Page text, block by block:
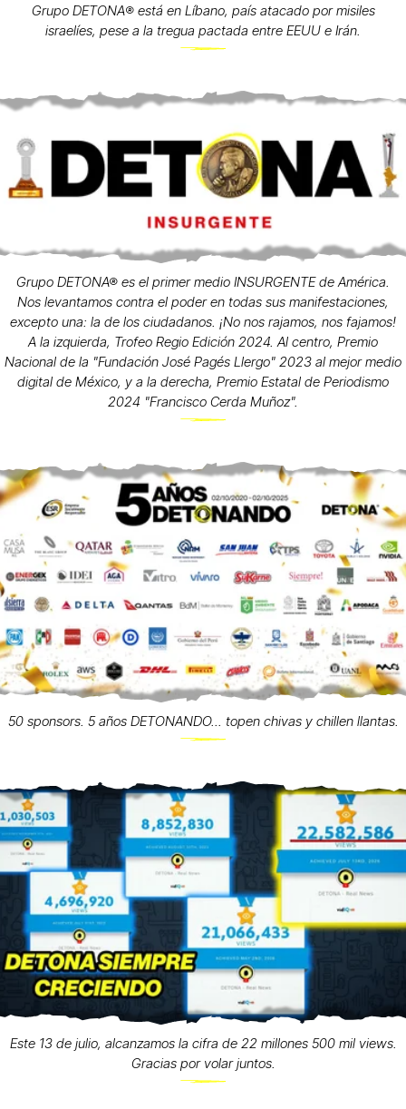
Grupo DETONA®️ está en Líbano, país atacado por misiles
israelíes, pese a la tregua pactada entre EEUU e Irán.
Grupo DETONA® es el primer medio INSURGENTE de América.
Nos levantamos contra el poder en todas sus manifestaciones,
excepto una: la de los ciudadanos. ¡No nos rajamos, nos fajamos!
A la izquierda, Trofeo Regio Edición 2024. Al centro, Premio
Nacional de la "Fundación José Pagés Llergo" 2023 al mejor medio
digital de México, y a la derecha, Premio Estatal de Periodismo
2024 "Francisco Cerda Muñoz".
50 sponsors. 5 años DETONANDO... topen chivas y chillen llantas.
Este 13 de julio, alcanzamos la cifra de 22 millones 500 mil views.
Gracias por volar juntos.